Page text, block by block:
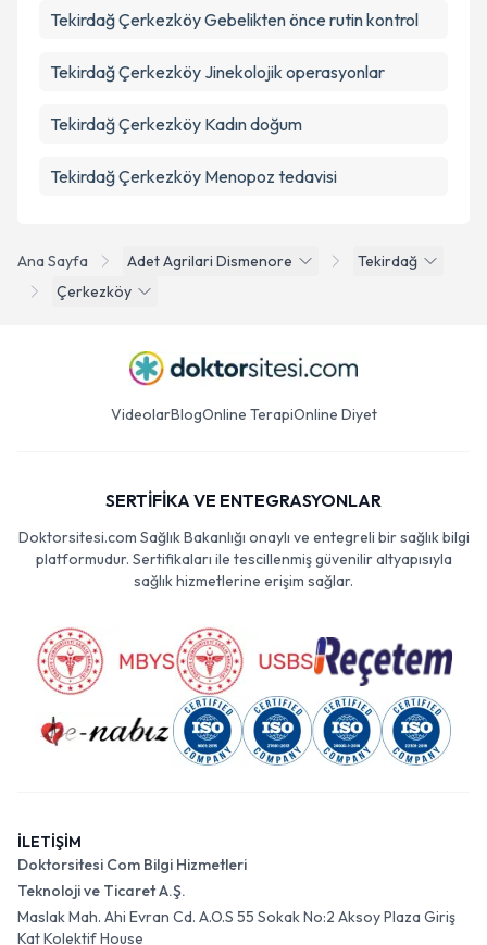
Ana Sayfa Adet Agrilari Dismenore
Tekirdağ
Çerkezköy
Tekirdağ Çerkezköy Gebelikten önce rutin kontrol
Tekirdağ Çerkezköy Jinekolojik operasyonlar
Tekirdağ Çerkezköy Kadın doğum
Tekirdağ Çerkezköy Menopoz tedavisi
VideolarBlogOnline TerapiOnline Diyet
SERTİFİKA VE ENTEGRASYONLAR
Doktorsitesi.com Sağlık Bakanlığı onaylı ve entegreli bir sağlık bilgi
platformudur. Sertifikaları ile tescillenmiş güvenilir altyapısıyla
sağlık hizmetlerine erişim sağlar.
İLETİŞİM
Doktorsitesi Com Bilgi Hizmetleri
Teknoloji ve Ticaret A.Ş.
Maslak Mah. Ahi Evran Cd. A.O.S 55 Sokak No:2 Aksoy Plaza Giriş
Kat Kolektif House